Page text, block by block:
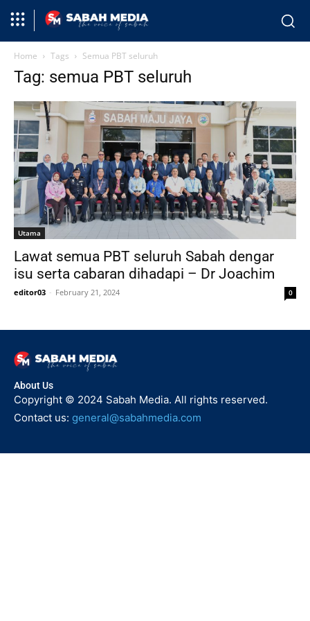
Home Tags Semua PBT seluruh
Tag: semua PBT seluruh
Utama
Lawat semua PBT seluruh Sabah dengar
isu serta cabaran dihadapi – Dr Joachim
editor03 - February 21, 2024 0
About Us
Copyright © 2024 Sabah Media. All rights reserved.
Contact us: general@sabahmedia.com